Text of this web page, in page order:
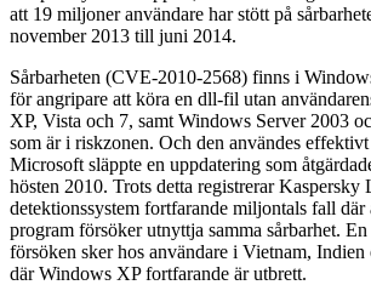
att 19 miljoner användare har stött på
november 2013 till juni 2014.
Sårbarheten (CVE-2010-2568) finns i
för angripare att köra en dll-fil utan
XP, Vista och 7, samt Windows Server 2003
som är i riskzonen. Och den användes
Microsoft släppte en uppdatering som
hösten 2010. Trots detta registrerar Kaspersky
detektionssystem fortfarande miljontals fall där
program försöker utnyttja samma sårbarhet.
försöken sker hos användare i Vietnam,
där Windows XP fortfarande är utbrett.